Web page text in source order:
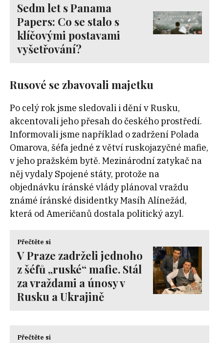
Sedm let s Panama
Papers: Co se stalo s
klíčovými postavami
vyšetřování?
Rusové se zbavovali majetku
Po celý rok jsme sledovali i dění v Rusku,
akcentovali jeho přesah do českého prostředí.
Informovali jsme například o zadržení Polada
Omarova, šéfa jedné z větví ruskojazyčné mafie,
v jeho pražském bytě. Mezinárodní zatykač na
něj vydaly Spojené státy, protože na
objednávku íránské vlády plánoval vraždu
známé íránské disidentky Masíh Alínežád,
která od Američanů dostala politický azyl.
Přečtěte si
V Praze zadrželi jednoho
z šéfů „ruské“ mafie. Stál
za vraždami a únosy v
Rusku a Ukrajině
Přečtěte si